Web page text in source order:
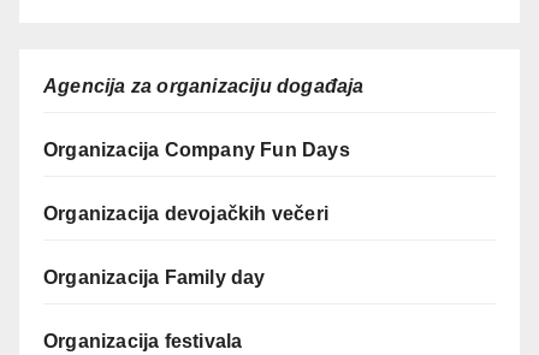
Agencija za organizaciju događaja
Organizacija Company Fun Days
Organizacija devojačkih večeri
Organizacija Family day
Organizacija festivala